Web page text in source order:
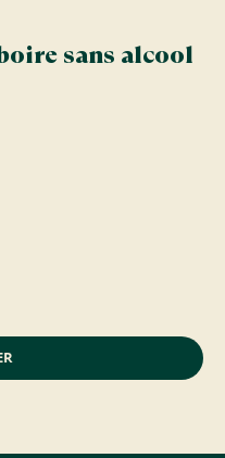
sans alcool